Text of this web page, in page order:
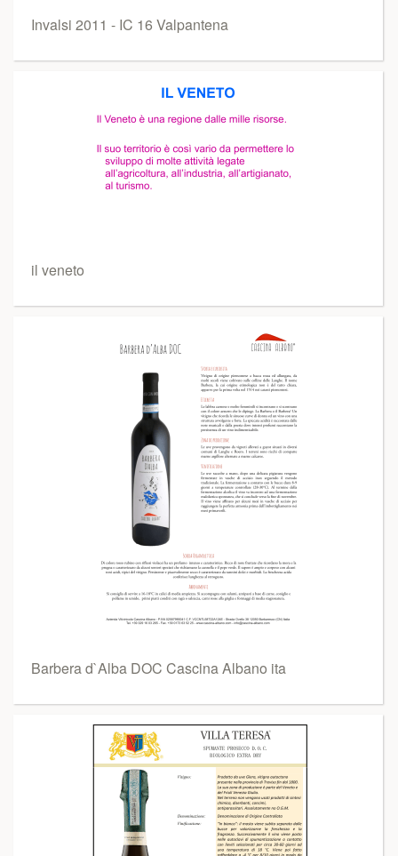
Invalsi 2011 - IC 16 Valpantena
il veneto
Barbera d`Alba DOC Cascina Albano ita